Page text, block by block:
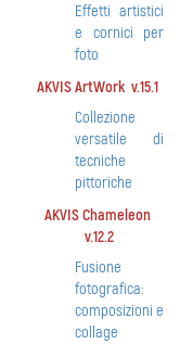
Effetti artistici
e cornici per
foto
AKVIS ArtWork v.15.1
Collezione
versatile di
tecniche
pittoriche
AKVIS Chameleon
v.12.2
Fusione
fotografica:
composizioni e
collage